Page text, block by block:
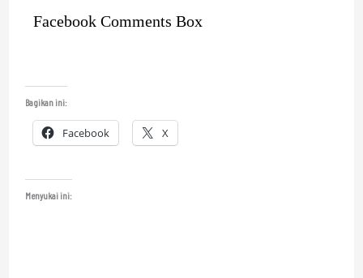
Facebook Comments Box
Bagikan ini:
Facebook X
Menyukai ini: